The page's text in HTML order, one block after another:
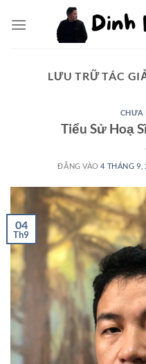
qua
LƯU TRỮ TÁC
CHƯA
Tiểu Sử Hoạ
ĐĂNG VÀO4 THÁNG 9,
04
Th9